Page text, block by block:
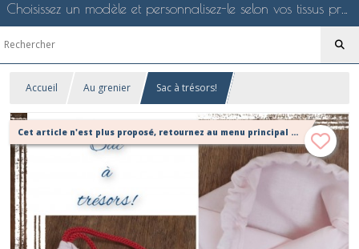
Choisissez un modèle et personnalisez-le selon vos tissus préférés de mes collections en ligne, je le confectionnerai selon vos souhaits
Accueil Au grenier Sac à trésors!
Cet article n'est plus proposé, retournez au menu principal ou contactez moi!